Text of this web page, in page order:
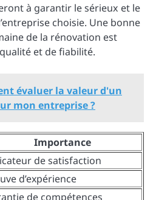
à garantir le sérieux et le
choisie. Une bonne
de la rénovation est
et de fiabilité.
évaluer la valeur d'un
mon entreprise ?
Importance
de satisfaction
d’expérience
de compétences